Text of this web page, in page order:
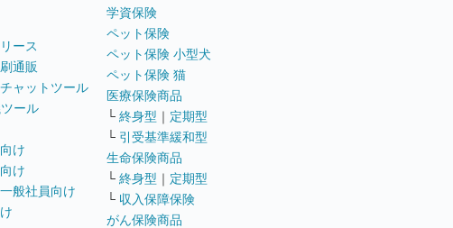
ース
通販
ャットツール
ール
け
け
般社員向け
学資保険
ペット保険
ペット保険 小型犬
ペット保険 猫
医療保険商品
└ 終身型 ｜ 定期型
└ 引受基準緩和型
生命保険商品
└ 終身型 ｜ 定期型
└ 収入保障保険
がん保険商品